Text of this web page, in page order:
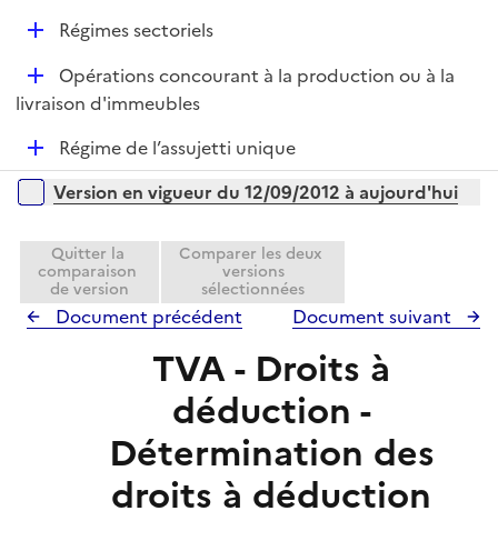
e
D
l
r
Régimes sectoriels
D
é
e
r
Opérations concourant à la production ou à la
livraison d'immeubles
D
é
p
e
r
Régime de l’assujetti unique
Versions sur la période
Version en vigueur du 12/09/2012 à aujourd'hui
Quitter la
comparaison
de version
Comparer les deux
versions
sélectionnées
Document précédent Document suivant
TVA - Droits à
déduction -
Détermination des
droits à déduction